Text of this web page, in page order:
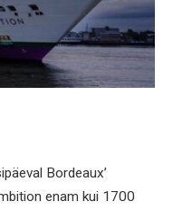
Bordeaux’
enam kui 1700